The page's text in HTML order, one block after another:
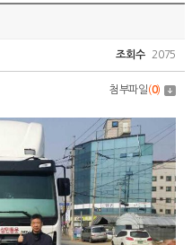
조회수 2075
첨부파일(0)